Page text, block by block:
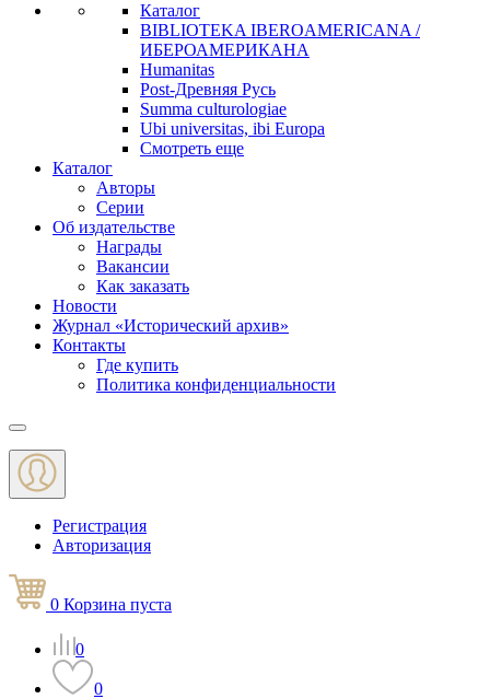
Каталог
BIBLIOTEKA IBEROAMERICANA /
ИБЕРОАМЕРИКАНА
Humanitas
Post-Древняя Русь
Summa culturologiae
Ubi universitas, ibi Europa
Смотреть еще
Каталог
Авторы
Серии
Об издательстве
Награды
Вакансии
Как заказать
Новости
Журнал «Исторический архив»‎
Контакты
Где купить
Политика конфиденциальности
Меню
Регистрация
Авторизация
0 Корзина пуста
0
0